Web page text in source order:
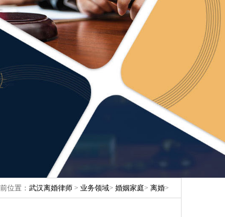
位置： 武汉离婚律师 > 业务领域> 婚姻家庭> 离婚>